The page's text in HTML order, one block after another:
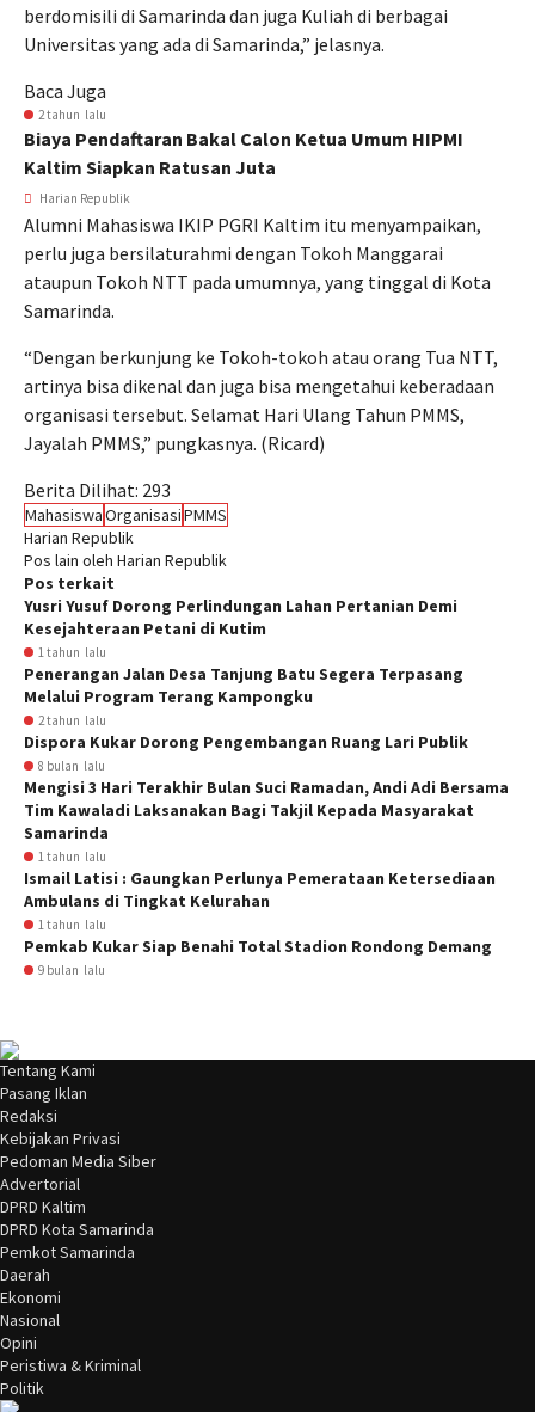
berdomisili di Samarinda dan juga Kuliah di berbagai
Universitas yang ada di Samarinda,” jelasnya.
Baca Juga
2 tahun lalu
Biaya Pendaftaran Bakal Calon Ketua Umum HIPMI
Kaltim Siapkan Ratusan Juta
Harian Republik
Alumni Mahasiswa IKIP PGRI Kaltim itu menyampaikan,
perlu juga bersilaturahmi dengan Tokoh Manggarai
ataupun Tokoh NTT pada umumnya, yang tinggal di Kota
Samarinda.
“Dengan berkunjung ke Tokoh-tokoh atau orang Tua NTT,
artinya bisa dikenal dan juga bisa mengetahui keberadaan
organisasi tersebut. Selamat Hari Ulang Tahun PMMS,
Jayalah PMMS,” pungkasnya. (Ricard)
Berita Dilihat: 293
MahasiswaOrganisasiPMMS
Harian Republik
Pos lain oleh Harian Republik
Pos terkait
Yusri Yusuf Dorong Perlindungan Lahan Pertanian Demi
Kesejahteraan Petani di Kutim
1 tahun lalu
Penerangan Jalan Desa Tanjung Batu Segera Terpasang
Melalui Program Terang Kampongku
2 tahun lalu
Dispora Kukar Dorong Pengembangan Ruang Lari Publik
8 bulan lalu
Mengisi 3 Hari Terakhir Bulan Suci Ramadan, Andi Adi Bersama
Tim Kawaladi Laksanakan Bagi Takjil Kepada Masyarakat
Samarinda
1 tahun lalu
Ismail Latisi : Gaungkan Perlunya Pemerataan Ketersediaan
Ambulans di Tingkat Kelurahan
1 tahun lalu
Pemkab Kukar Siap Benahi Total Stadion Rondong Demang
9 bulan lalu
Tentang Kami
Pasang Iklan
Redaksi
Kebijakan Privasi
Pedoman Media Siber
Advertorial
DPRD Kaltim
DPRD Kota Samarinda
Pemkot Samarinda
Daerah
Ekonomi
Nasional
Opini
Peristiwa & Kriminal
Politik